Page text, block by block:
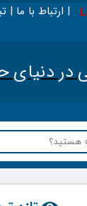
حقوقدانان
با ما |
در دنیای